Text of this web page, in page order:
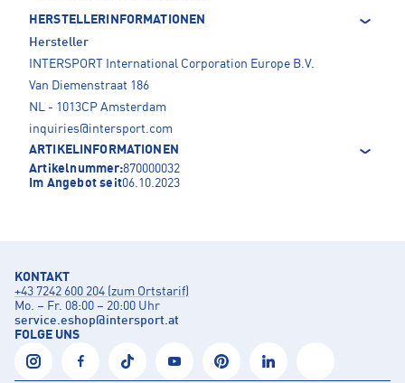
HERSTELLERINFORMATIONEN
Hersteller
INTERSPORT International Corporation Europe B.V.
Van Diemenstraat 186
NL - 1013CP Amsterdam
inquiries@intersport.com
ARTIKELINFORMATIONEN
Artikelnummer:870000032
Im Angebot seit06.10.2023
KONTAKT
+43 7242 600 204 (zum Ortstarif)
Mo. – Fr. 08:00 – 20:00 Uhr
service.eshop@intersport.at
FOLGE UNS